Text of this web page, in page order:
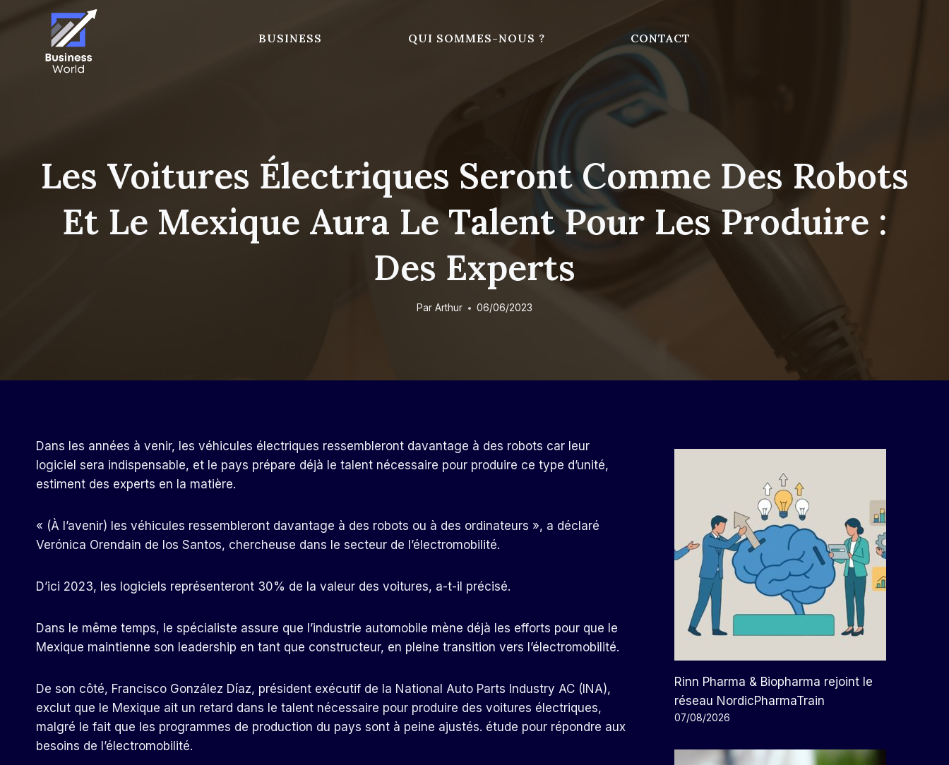
BUSINESS QUI SOMMES-NOUS ? CONTACT
Les Voitures Électriques Seront Comme Des Robots
Et Le Mexique Aura Le Talent Pour Les Produire :
Des Experts
Par Arthur 06/06/2023
Dans les années à venir, les véhicules électriques ressembleront davantage à des robots car leur
logiciel sera indispensable, et le pays prépare déjà le talent nécessaire pour produire ce type d’unité,
estiment des experts en la matière.
« (À l’avenir) les véhicules ressembleront davantage à des robots ou à des ordinateurs », a déclaré
Verónica Orendain de los Santos, chercheuse dans le secteur de l’électromobilité.
D’ici 2023, les logiciels représenteront 30% de la valeur des voitures, a-t-il précisé.
Dans le même temps, le spécialiste assure que l’industrie automobile mène déjà les efforts pour que le
Mexique maintienne son leadership en tant que constructeur, en pleine transition vers l’électromobilité.
De son côté, Francisco González Díaz, président exécutif de la National Auto Parts Industry AC (INA),
exclut que le Mexique ait un retard dans le talent nécessaire pour produire des voitures électriques,
malgré le fait que les programmes de production du pays sont à peine ajustés. étude pour répondre aux
besoins de l’électromobilité.
Rinn Pharma & Biopharma rejoint le
réseau NordicPharmaTrain
07/08/2026